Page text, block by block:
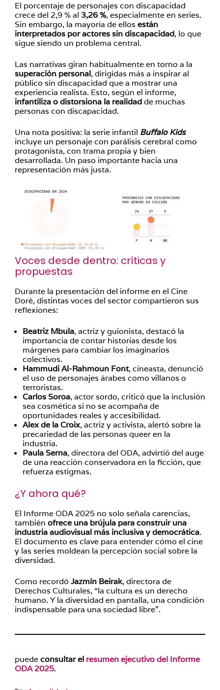
El porcentaje de personajes con discapacidad
crece del 2,9 % al 3,26 %, especialmente en series.
Sin embargo, la mayoría de ellos están
interpretados por actores sin discapacidad, lo que
sigue siendo un problema central.
Las narrativas giran habitualmente en torno a la
superación personal, dirigidas más a inspirar al
público sin discapacidad que a mostrar una
experiencia realista. Esto, según el informe,
infantiliza o distorsiona la realidadde muchas
personas con discapacidad.
Una nota positiva: la serie infantil Buffalo Kids
incluye un personaje con parálisis cerebral como
protagonista, con trama propia y bien
desarrollada. Un paso importante hacia una
representación más justa.
Voces desde dentro: críticas y
propuestas
Durante la presentación del informe en el Cine
Doré, distintas voces del sector compartieron sus
reflexiones:
Beatriz Mbula, actriz y guionista, destacó la
importancia de contar historias desde los
márgenes para cambiar los imaginarios
colectivos.
Hammudi Al-Rahmoun Font, cineasta, denunció
el uso de personajes árabes como villanos o
terroristas.
Carlos Soroa, actor sordo, criticó que la inclusión
sea cosmética si no se acompaña de
oportunidades reales y accesibilidad.
Alex de la Croix, actriz y activista, alertó sobre la
precariedad de las personas queer en la
industria.
Paula Serna, directora del ODA, advirtió del auge
de una reacción conservadora en la ficción, que
refuerza estigmas.
¿Y ahora qué?
El Informe ODA 2025 no solo señala carencias,
también ofrece una brújula para construir una
industria audiovisual más inclusiva y democrática.
El documento es clave para entender cómo el cine
y las series moldean la percepción social sobre la
diversidad.
Como recordó Jazmín Beirak, directora de
Derechos Culturales, “la cultura es un derecho
humano. Y la diversidad en pantalla, una condición
indispensable para una sociedad libre”.
puedeconsultar el resumen ejecutivo del Informe
ODA 2025.